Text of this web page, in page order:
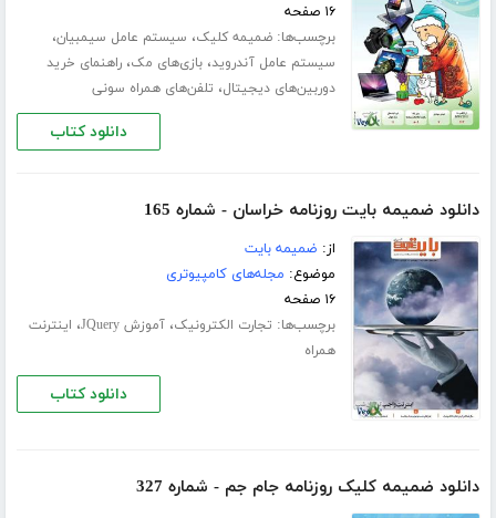
۱۶ صفحه
برچسب‌ها:ضمیمه کلیک، سیستم عامل سیمبیان،
سیستم عامل آندروید،بازی‌های مک،راهنمای خرید
دوربین‌های دیجیتال، تلفن‌های همراه سونی
دانلود کتاب
دانلود ضمیمه بایت روزنامه خراسان - شماره 165
از: ضمیمه بایت
موضوع: مجله‌های کامپیوتری
۱۶ صفحه
برچسب‌ها: تجارت الکترونیک،آموزش JQuery ، اینترنت
همراه
دانلود کتاب
دانلود ضمیمه کلیک روزنامه جام جم - شماره 327